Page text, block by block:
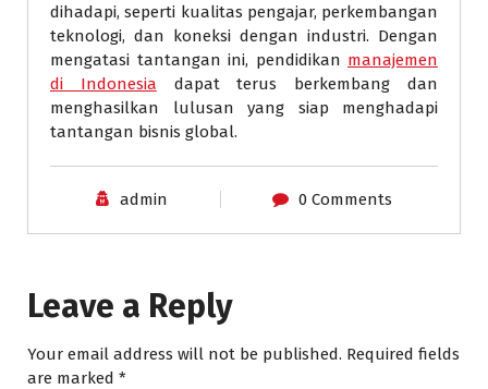
dihadapi, seperti kualitas pengajar, perkembangan
teknologi, dan koneksi dengan industri. Dengan
mengatasi tantangan ini, pendidikan manajemen
di Indonesia dapat terus berkembang dan
menghasilkan lulusan yang siap menghadapi
tantangan bisnis global.
admin 0 Comments
Leave a Reply
Your email address will not be published. Required fields
are marked *